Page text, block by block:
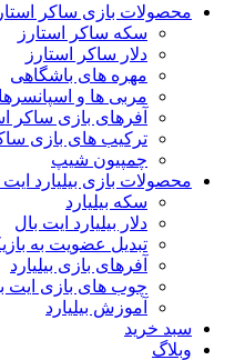
محصولات بازی ساکر
سکه ساکر استارز
دلار ساکر استارز
مهره های باشگاهی
مربی ها و
آفرهای بازی ساکر
ترکیب های بازی
چمپیون شیپ
محصولات بازی بیلیارد ایت
سکه بیلیارد
دلار بیلیارد ایت بال
تبدیل عضویت به
آفرهای بازی بیلیارد
چوب های بازی ایت
آموزش بیلیارد
سبد خرید
وبلاگ